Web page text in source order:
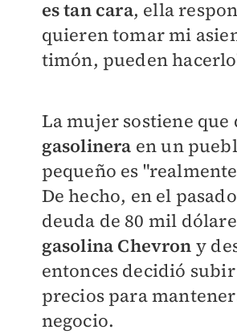
es tan cara, ella
quieren tomar mi
timón, pueden
La mujer sostiene
gasolinera en un
pequeño es
De hecho, en el
deuda de 80 mil
gasolina Chevron y
entonces decidió
precios para
negocio.